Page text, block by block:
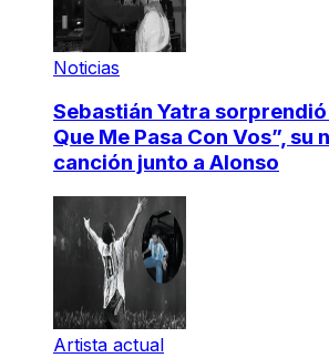
Noticias
Sebastián Yatra sorprendió
Que Me Pasa Con Vos”, su
canción junto a Alonso
Artista actual